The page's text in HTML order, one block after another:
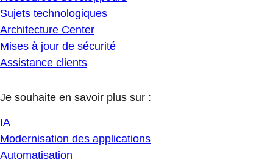
Sujets technologiques
Architecture Center
Mises à jour de sécurité
Assistance clients
Je souhaite en savoir plus sur :
IA
Modernisation des applications
Automatisation